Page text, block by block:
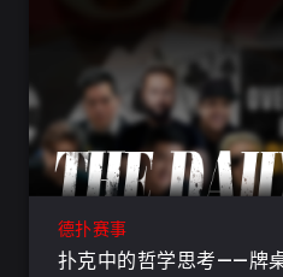
德扑赛事
扑克中的哲学思考——牌